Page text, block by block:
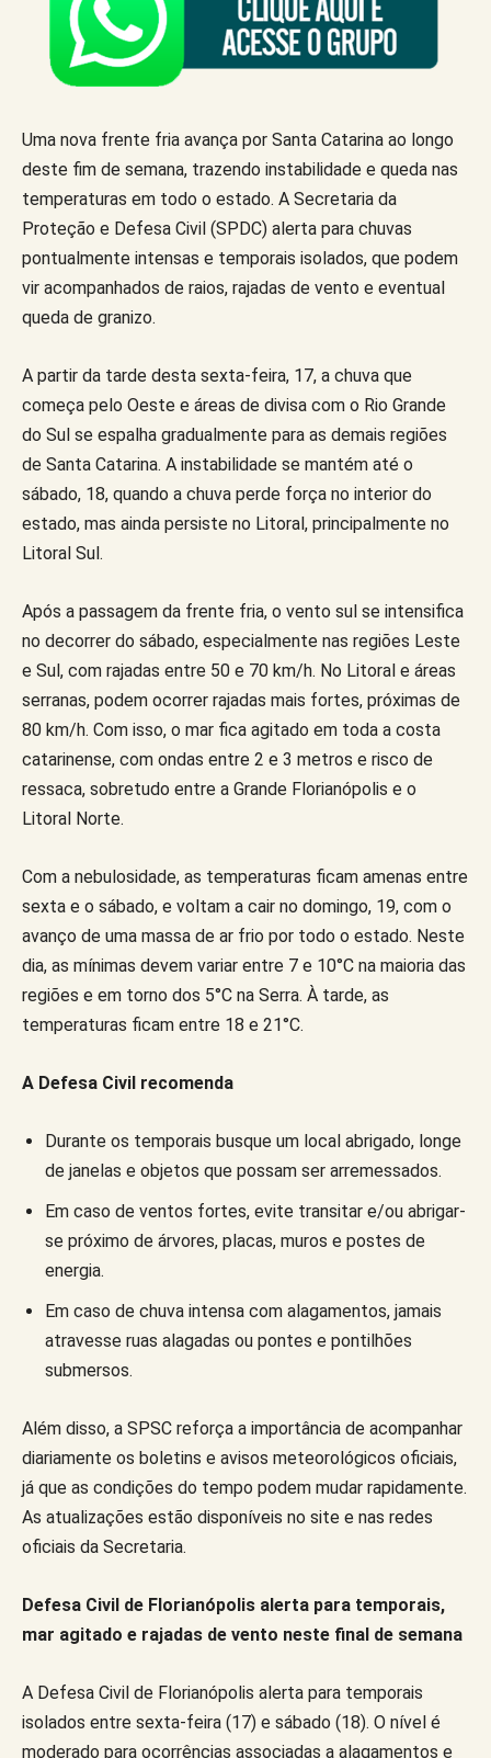
Uma nova frente fria avança por Santa Catarina ao longo
deste fim de semana, trazendo instabilidade e queda nas
temperaturas em todo o estado. A Secretaria da
Proteção e Defesa Civil (SPDC) alerta para chuvas
pontualmente intensas e temporais isolados, que podem
vir acompanhados de raios, rajadas de vento e eventual
queda de granizo.
A partir da tarde desta sexta-feira, 17, a chuva que
começa pelo Oeste e áreas de divisa com o Rio Grande
do Sul se espalha gradualmente para as demais regiões
de Santa Catarina. A instabilidade se mantém até o
sábado, 18, quando a chuva perde força no interior do
estado, mas ainda persiste no Litoral, principalmente no
Litoral Sul.
Após a passagem da frente fria, o vento sul se intensifica
no decorrer do sábado, especialmente nas regiões Leste
e Sul, com rajadas entre 50 e 70 km/h. No Litoral e áreas
serranas, podem ocorrer rajadas mais fortes, próximas de
80 km/h. Com isso, o mar fica agitado em toda a costa
catarinense, com ondas entre 2 e 3 metros e risco de
ressaca, sobretudo entre a Grande Florianópolis e o
Litoral Norte.
Com a nebulosidade, as temperaturas ficam amenas entre
sexta e o sábado, e voltam a cair no domingo, 19, com o
avanço de uma massa de ar frio por todo o estado. Neste
dia, as mínimas devem variar entre 7 e 10°C na maioria das
regiões e em torno dos 5°C na Serra. À tarde, as
temperaturas ficam entre 18 e 21°C.
A Defesa Civil recomenda
Durante os temporais busque um local abrigado, longe
de janelas e objetos que possam ser arremessados.
Em caso de ventos fortes, evite transitar e/ou abrigar-
se próximo de árvores, placas, muros e postes de
energia.
Em caso de chuva intensa com alagamentos, jamais
atravesse ruas alagadas ou pontes e pontilhões
submersos.
Além disso, a SPSC reforça a importância de acompanhar
diariamente os boletins e avisos meteorológicos oficiais,
já que as condições do tempo podem mudar rapidamente.
As atualizações estão disponíveis no site e nas redes
oficiais da Secretaria.
Defesa Civil de Florianópolis alerta para temporais,
mar agitado e rajadas de vento neste final de semana
A Defesa Civil de Florianópolis alerta para temporais
isolados entre sexta-feira (17) e sábado (18). O nível é
moderado para ocorrências associadas a alagamentos e